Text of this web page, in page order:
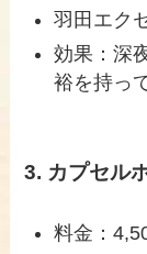
羽田エク
効果：深
裕を持っ
3. カプセル
料金：